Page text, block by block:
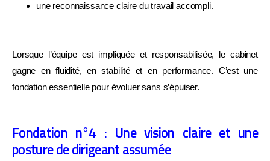
une reconnaissance claire du travail accompli.
Lorsque l’équipe est impliquée et responsabilisée, le cabinet
gagne en fluidité, en stabilité et en performance. C’est une
fondation essentielle pour évoluer sans s’épuiser.
Fondation n°4 : Une vision claire et une
posture de dirigeant assumée
Répondez à quelques questions en 2 minutes et
avancer.
Trésorerie et pilotage
Management d'équipe